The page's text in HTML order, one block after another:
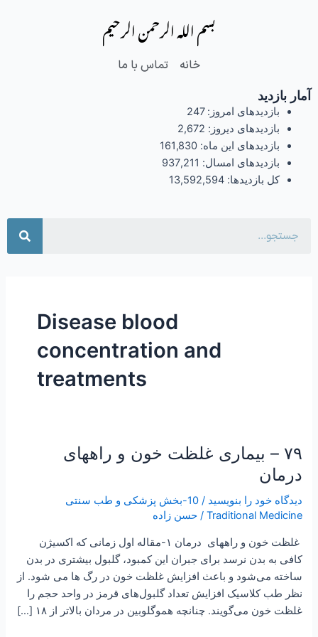
بسم الله الرحمن الرحیم
خانه تماس با ما
آمار بازدید
بازدیدهای امروز:247
بازدیدهای دیروز: 2,672
بازدیدهای این ماه: 161,830
بازدیدهای امسال: 937,211
کل بازدیدها: 13,592,594
Disease blood
concentration and
treatments
۷۹ – بیماری غلظت خون و راههای
درمان
دیدگاه‌ خود را بنویسید /
10-بخش پزشکی و طب سنتی
Traditional Medicine
/حسن زاده
غلظت خون و راههای درمان ۱-مقاله اول زمانی که اکسیژن
کافی به بدن نرسد برای جبران این کمبود، گلبول بیشتری در بدن
ساخته می‌شود و باعث افزایش غلظت خون در رگ‌ ها می‌ شود. از
نظر طب کلاسیک افزایش تعداد گلبول‌های قرمز در واحد حجم را
غلظت خون می‌گویند. چنانچه هموگلوبین در مردان بالاتر از ۱۸ […]
۷۹
بیماری
غلظت
خون
راههای
درمان